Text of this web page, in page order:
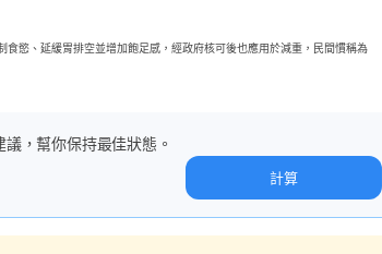
慾、延緩胃排空並增加飽足感，經政府核可後也應用於減重，民間慣稱為
，幫你保持最佳狀態。
計算